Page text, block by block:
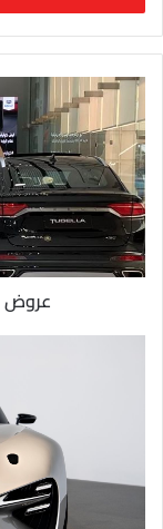
ب
ر
ي
د
ك
ا
ل
إ
ل
ك
ت
ر
ي
عروض